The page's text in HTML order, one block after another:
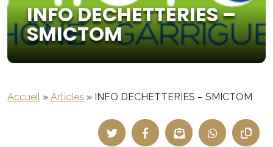
INFO DECHETTERIES –
SMICTOM
Accueil » Articles » INFO DECHETTERIES – SMICTOM